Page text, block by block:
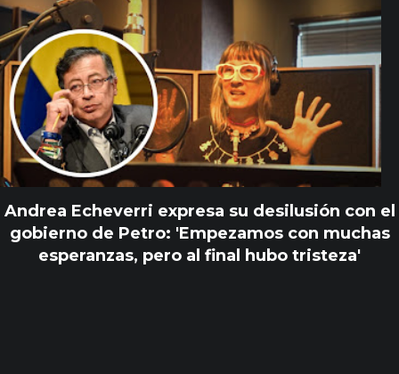
Andrea Echeverri expresa su desilusión con el
gobierno de Petro: 'Empezamos con muchas
esperanzas, pero al final hubo tristeza'